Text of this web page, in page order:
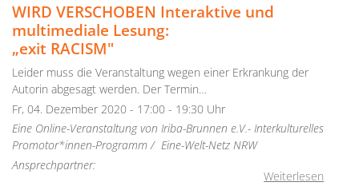
WIRD VERSCHOBEN Interaktive und
multimediale Lesung:
„exit RACISM"
Leider muss die Veranstaltung wegen einer Erkrankung der
Autorin abgesagt werden. Der Termin…
Fr, 04. Dezember 2020 - 17:00 - 19:30 Uhr
Eine Online-Veranstaltung von Iriba-Brunnen e.V.- Interkulturelles
Promotor*innen-Programm / Eine-Welt-Netz NRW
Ansprechpartner:
Weiterlesen